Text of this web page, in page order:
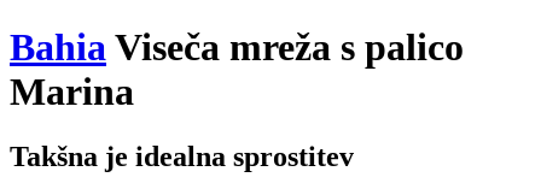
BahiaViseča mreža s palico
Marina
Takšna je idealna sprostitev